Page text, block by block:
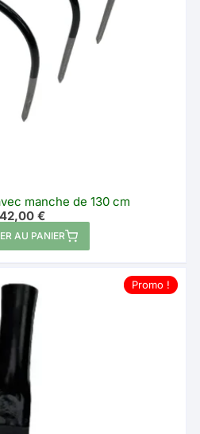
manche de 130 cm
42,00 €
AU PANIER
Promo !